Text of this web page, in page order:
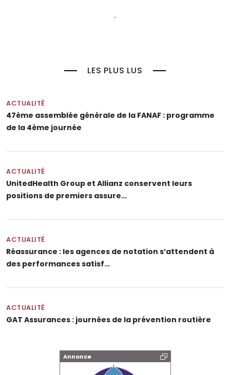
LES PLUS LUS
ACTUALITÉ
47ème assemblée générale de la FANAF : programme
de la 4ème journée
ACTUALITÉ
UnitedHealth Group et Allianz conservent leurs
positions de premiers assure…
ACTUALITÉ
Réassurance : les agences de notation s’attendent à
des performances satisf…
ACTUALITÉ
GAT Assurances : journées de la prévention routière
Annonce